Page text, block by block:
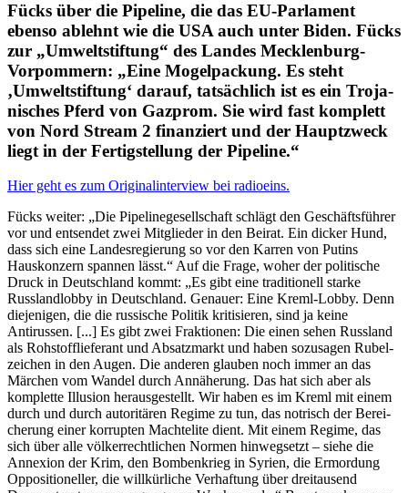
Fücks über die Pipeline, die das EU-Parlament
ebenso ablehnt wie die USA auch unter Biden. Fücks
zur „Umwelt­stiftung“ des Landes Mecklenburg-
Vorpommern: „Eine Mogel­pa­ckung. Es steht
‚Umwelt­stiftung‘ darauf, tatsächlich ist es ein Troja­
ni­sches Pferd von Gazprom. Sie wird fast komplett
von Nord Stream 2 finan­ziert und der Haupt­zweck
liegt in der Fertig­stellung der Pipeline.“
Hier geht es zum Origi­nal­in­terview bei radioeins.
Fücks weiter: „Die Pipelin­ege­sell­schaft schlägt den Geschäfts­führer
vor und entsendet zwei Mitglieder in den Beirat. Ein dicker Hund,
dass sich eine Landes­re­gierung so vor den Karren von Putins
Hauskonzern spannen lässt.“ Auf die Frage, woher der politische
Druck in Deutschland kommt: „Es gibt eine tradi­tionell starke
Russland­lobby in Deutschland. Genauer: Eine Kreml-Lobby. Denn
dieje­nigen, die die russische Politik kriti­sieren, sind ja keine
Antirussen. [...] Es gibt zwei Fraktionen: Die einen sehen Russland
als Rohstoff­lie­ferant und Absatz­markt und haben sozusagen Rubel­
zeichen in den Augen. Die anderen glauben noch immer an das
Märchen vom Wandel durch Annäherung. Das hat sich aber als
komplette Illusion heraus­ge­stellt. Wir haben es im Kreml mit einem
durch und durch autori­tären Regime zu tun, das notrisch der Berei­
cherung einer korrupten Macht­elite dient. Mit einem Regime, das
sich über alle völker­recht­lichen Normen hinweg­setzt – siehe die
Annexion der Krim, den Bomben­krieg in Syrien, die Ermordung
Opposi­tio­neller, die willkür­liche Verhaftung über dreitausend